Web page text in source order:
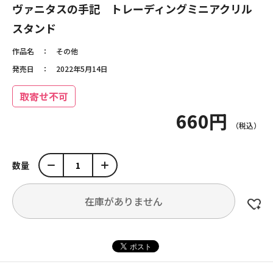
ヴァニタスの手記 トレーディングミニアクリル
スタンド
作品名
その他
発売日
2022年5月14日
取寄せ不可
660円
数量
在庫がありません